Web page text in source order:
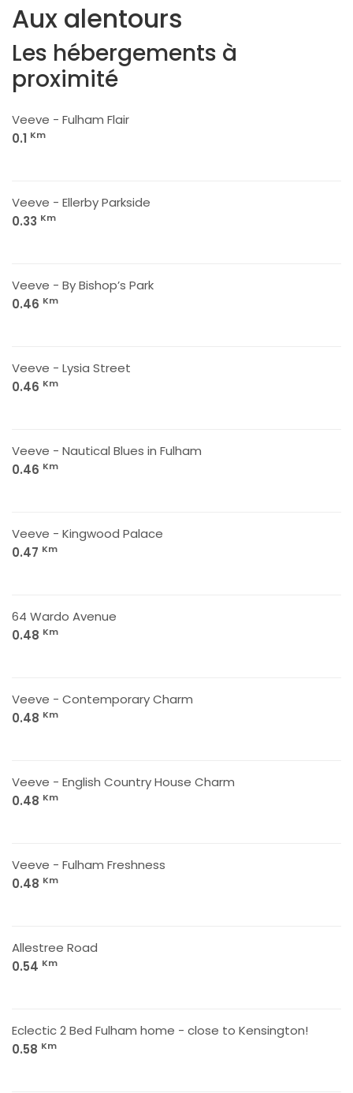
Aux alentours
Les hébergements à
proximité
Veeve - Fulham Flair
0.1 Km
Veeve - Ellerby Parkside
0.33 Km
Veeve - By Bishop’s Park
0.46 Km
Veeve - Lysia Street
0.46 Km
Veeve - Nautical Blues in Fulham
0.46 Km
Veeve - Kingwood Palace
0.47 Km
64 Wardo Avenue
0.48 Km
Veeve - Contemporary Charm
0.48 Km
Veeve - English Country House Charm
0.48 Km
Veeve - Fulham Freshness
0.48 Km
Allestree Road
0.54 Km
Eclectic 2 Bed Fulham home - close to Kensington!
0.58 Km